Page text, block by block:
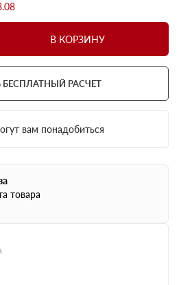
В КОРЗИНУ
РАСЧЕТ
вам понадобиться
товара